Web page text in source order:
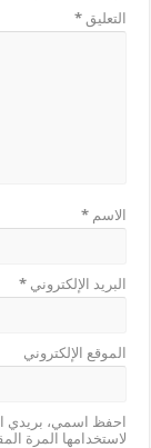
التعليق*
الاسم*
البريد الإلكتروني*
الموقع الإلكتروني
احفظ اسمي، بريدي
لاستخدامها المرة